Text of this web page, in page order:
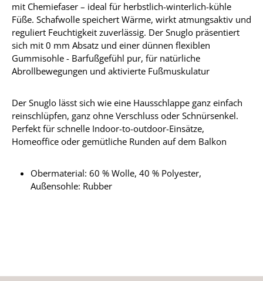
mit Chemiefaser – ideal für herbstlich-winterlich-kühle
Füße. Schafwolle speichert Wärme, wirkt atmungsaktiv und
reguliert Feuchtigkeit zuverlässig. Der Snuglo präsentiert
sich mit 0 mm Absatz und einer dünnen flexiblen
Gummisohle - Barfußgefühl pur, für natürliche
Abrollbewegungen und aktivierte Fußmuskulatur
Der Snuglo lässt sich wie eine Hausschlappe ganz einfach
reinschlüpfen, ganz ohne Verschluss oder Schnürsenkel.
Perfekt für schnelle Indoor-to-outdoor-Einsätze,
Homeoffice oder gemütliche Runden auf dem Balkon
Obermaterial: 60 % Wolle, 40 % Polyester,
Außensohle: Rubber